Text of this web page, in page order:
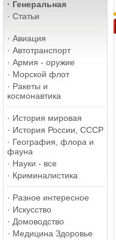
· Генеральная
· Статьи
· Авиация
· Автотранспорт
· Армия - оружие
· Морской флот
· Ракеты и
космонавтика
· История мировая
· История России, СССР
· География, флора и
фауна
· Науки - все
· Криминалистика
· Разное интересное
· Искусство
· Домоводство
· Медицина Здоровье